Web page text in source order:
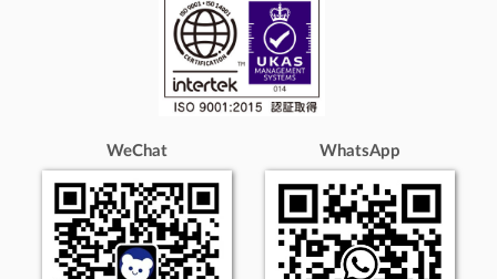
WeChat WhatsApp